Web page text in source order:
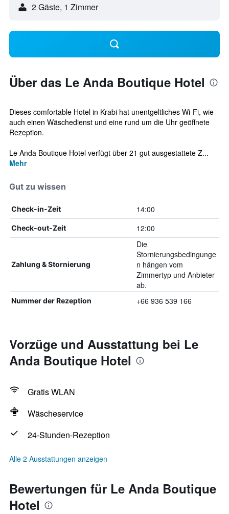
2 Gäste, 1 Zimmer
Über das Le Anda Boutique Hotel
Dieses comfortable Hotel in Krabi hat unentgeltliches Wi-Fi, wie
auch einen Wäschedienst und eine rund um die Uhr geöffnete
Rezeption.
Le Anda Boutique Hotel verfügt über 21 gut ausgestattete Z...
Mehr
Gut zu wissen
Check-in-Zeit 14:00
Check-out-Zeit 12:00
Zahlung & Stornierung
Die
Stornierungsbedingunge
n hängen vom
Zimmertyp und Anbieter
ab.
Nummer der Rezeption +66 936 539 166
Vorzüge und Ausstattung bei Le
Anda Boutique Hotel
Gratis WLAN
Wäscheservice
24-Stunden-Rezeption
Alle 2 Ausstattungen anzeigen
Bewertungen für Le Anda Boutique
Hotel